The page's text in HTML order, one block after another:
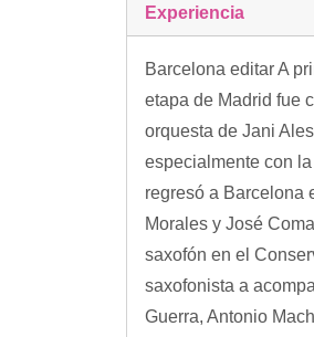
Experiencia
Barcelona editar A
etapa de Madrid fue
orquesta de Jani
especialmente con
regresó a Barcelona
Morales y José
saxofón en el
saxofonista a
Guerra, Antonio